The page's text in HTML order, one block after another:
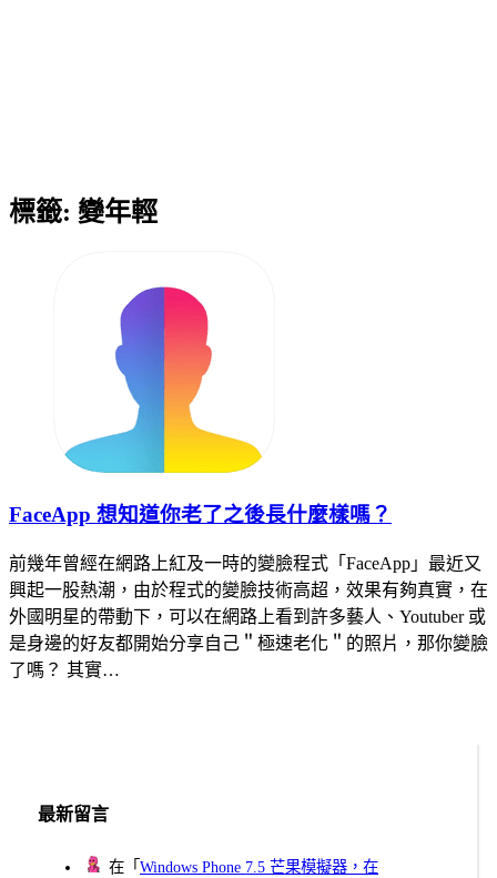
標籤: 變年輕
FaceApp 想知道你老了之後長什麼樣嗎？
前幾年曾經在網路上紅及一時的變臉程式「FaceApp」最近又
興起一股熱潮，由於程式的變臉技術高超，效果有夠真實，在
外國明星的帶動下，可以在網路上看到許多藝人、Youtuber 或
是身邊的好友都開始分享自己＂極速老化＂的照片，那你變臉
了嗎？ 其實…
最新留言
在「Windows Phone 7.5 芒果模擬器，在